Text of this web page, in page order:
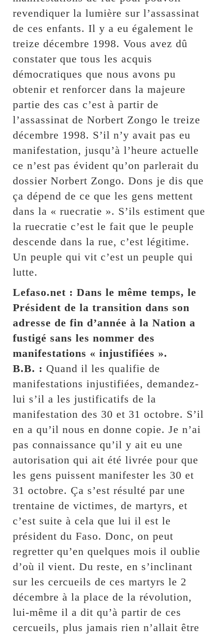
revendiquer la lumière sur l’assassinat
de ces enfants. Il y a eu également le
treize décembre 1998. Vous avez dû
constater que tous les acquis
démocratiques que nous avons pu
obtenir et renforcer dans la majeure
partie des cas c’est à partir de
l’assassinat de Norbert Zongo le treize
décembre 1998. S’il n’y avait pas eu
manifestation, jusqu’à l’heure actuelle
ce n’est pas évident qu’on parlerait du
dossier Norbert Zongo. Dons je dis que
ça dépend de ce que les gens mettent
dans la « ruecratie ». S’ils estiment que
la ruecratie c’est le fait que le peuple
descende dans la rue, c’est légitime.
Un peuple qui vit c’est un peuple qui
lutte.
Lefaso.net : Dans le même temps, le
Président de la transition dans son
adresse de fin d’année à la Nation a
fustigé sans les nommer des
manifestations « injustifiées ».
B.B. : Quand il les qualifie de
manifestations injustifiées, demandez-
lui s’il a les justificatifs de la
manifestation des 30 et 31 octobre. S’il
en a qu’il nous en donne copie. Je n’ai
pas connaissance qu’il y ait eu une
autorisation qui ait été livrée pour que
les gens puissent manifester les 30 et
31 octobre. Ça s’est résulté par une
trentaine de victimes, de martyrs, et
c’est suite à cela que lui il est le
président du Faso. Donc, on peut
regretter qu’en quelques mois il oublie
d’où il vient. Du reste, en s’inclinant
sur les cercueils de ces martyrs le 2
décembre à la place de la révolution,
lui-même il a dit qu’à partir de ces
cercueils, plus jamais rien n’allait être